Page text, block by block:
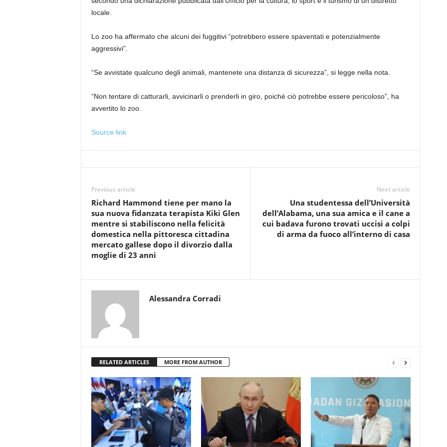
locale.
Lo zoo ha affermato che alcuni dei fuggitivi “potrebbero essere spaventati e potenzialmente
aggressivi”.
“Se avvistate qualcuno degli animali, mantenete una distanza di sicurezza”, si legge nella nota.
“Non tentare di catturarli, avvicinarli o prenderli in giro, poiché ciò potrebbe essere pericoloso”, ha
avvertito lo zoo.
Source link
Previous article
Richard Hammond tiene per mano la
sua nuova fidanzata terapista Kiki Glen
mentre si stabiliscono nella felicità
domestica nella pittoresca cittadina
mercato gallese dopo il divorzio dalla
moglie di 23 anni
Next article
Una studentessa dell’Università
dell’Alabama, una sua amica e il cane a
cui badava furono trovati uccisi a colpi
di arma da fuoco all’interno di casa
Alessandra Corradi
RELATED ARTICLES MORE FROM AUTHOR